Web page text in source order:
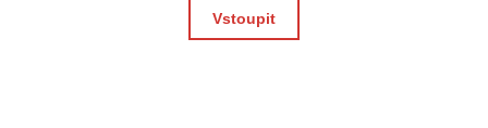
Vstoupit